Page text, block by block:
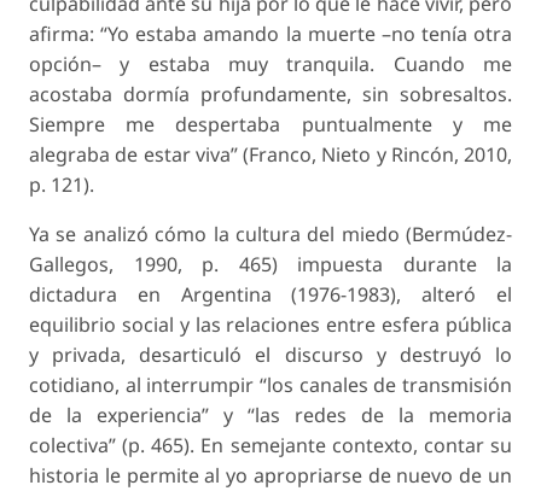
afirma: “Yo estaba amando la muerte –no tenía otra
opción– y estaba muy tranquila. Cuando me
acostaba dormía profundamente, sin sobresaltos.
Siempre me despertaba puntualmente y me
alegraba de estar viva” (Franco, Nieto y Rincón, 2010,
p. 121).
Ya se analizó cómo la cultura del miedo (Bermúdez-
Gallegos, 1990, p. 465) impuesta durante la
dictadura en Argentina (1976-1983), alteró el
equilibrio social y las relaciones entre esfera pública
y privada, desarticuló el discurso y destruyó lo
cotidiano, al interrumpir “los canales de transmisión
de la experiencia” y “las redes de la memoria
colectiva” (p. 465). En semejante contexto, contar su
historia le permite al yo apropriarse de nuevo de un